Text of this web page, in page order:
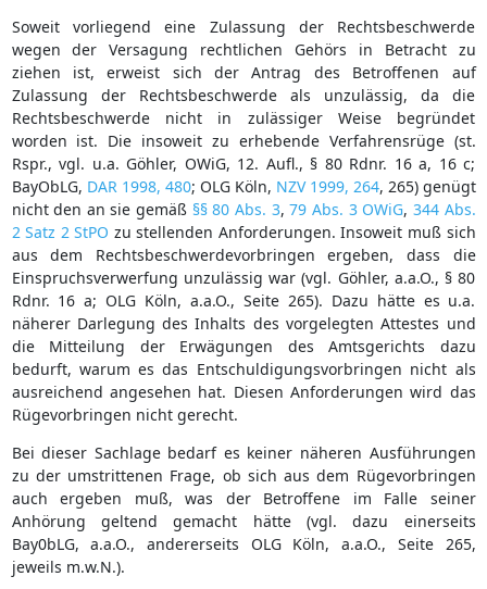
Soweit vorliegend eine Zulassung der Rechtsbeschwerde
wegen der Versagung rechtlichen Gehörs in Betracht zu
ziehen ist, erweist sich der Antrag des Betroffenen auf
Zulassung der Rechtsbeschwerde als unzulässig, da die
Rechtsbeschwerde nicht in zulässiger Weise begründet
worden ist. Die insoweit zu erhebende Verfahrensrüge (st.
Rspr., vgl. u.a. Göhler, OWiG, 12. Aufl., § 80 Rdnr. 16 a, 16 c;
BayObLG, DAR 1998, 480; OLG Köln, NZV 1999, 264, 265) genügt
nicht den an sie gemäß §§ 80 Abs. 3,79 Abs. 3 OWiG, 344 Abs.
2 Satz 2 StPO zu stellenden Anforderungen. Insoweit muß sich
aus dem Rechtsbeschwerdevorbringen ergeben, dass die
Einspruchsverwerfung unzulässig war (vgl. Göhler, a.a.O., § 80
Rdnr. 16 a; OLG Köln, a.a.O., Seite 265). Dazu hätte es u.a.
näherer Darlegung des Inhalts des vorgelegten Attestes und
die Mitteilung der Erwägungen des Amtsgerichts dazu
bedurft, warum es das Entschuldigungsvorbringen nicht als
ausreichend angesehen hat. Diesen Anforderungen wird das
Rügevorbringen nicht gerecht.
Bei dieser Sachlage bedarf es keiner näheren Ausführungen
zu der umstrittenen Frage, ob sich aus dem Rügevorbringen
auch ergeben muß, was der Betroffene im Falle seiner
Anhörung geltend gemacht hätte (vgl. dazu einerseits
Bay0bLG, a.a.O., andererseits OLG Köln, a.a.O., Seite 265,
jeweils m.w.N.).